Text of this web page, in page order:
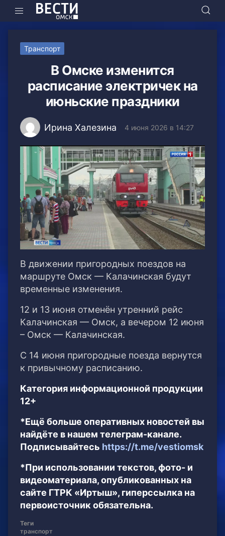
Транспорт
В Омске изменится
расписание электричек на
июньские праздники
Ирина Халезина 4 июня 2026 в 14:27
В движении пригородных поездов на
маршруте Омск — Калачинская будут
временные изменения.
12 и 13 июня отменён утренний рейс
Калачинская — Омск, а вечером 12 июня
– Омск — Калачинская.
С 14 июня пригородные поезда вернутся
к привычному расписанию.
Категория информационной продукции
12+
*Ещё больше оперативных новостей вы
найдёте в нашем телеграм-канале.
Подписывайтесь https://t.me/vestiomsk
*При использовании текстов, фото- и
видеоматериала, опубликованных на
сайте ГТРК «Иртыш», гиперссылка на
первоисточник обязательна.
Теги
транспорт